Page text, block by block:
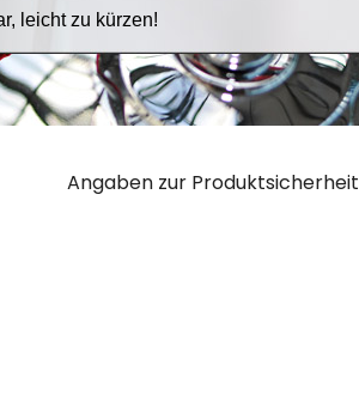
Angaben zur Produktsicherheit